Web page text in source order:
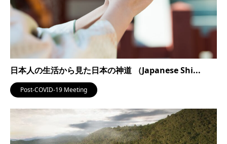
日本人の生活から見た日本の神道 （Japanese Shi...
Post-COVID-19 Meeting